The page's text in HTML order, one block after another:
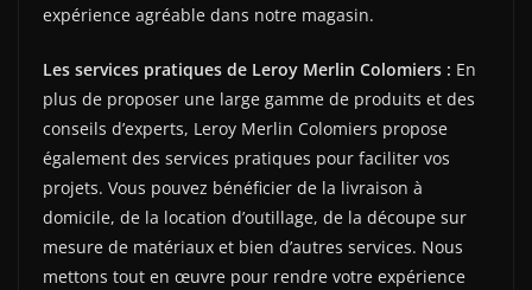
expérience agréable dans notre magasin.
Les services pratiques de Leroy Merlin Colomiers : En
plus de proposer une large gamme de produits et des
conseils d’experts, Leroy Merlin Colomiers propose
également des services pratiques pour faciliter vos
projets. Vous pouvez bénéficier de la livraison à
domicile, de la location d’outillage, de la découpe sur
mesure de matériaux et bien d’autres services. Nous
mettons tout en œuvre pour rendre votre expérience